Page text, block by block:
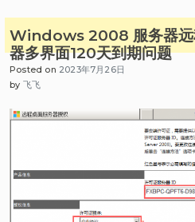
Windows 2008 服务器远
器多界面120天到期问题
Posted on 2023年7月26日
by 飞飞